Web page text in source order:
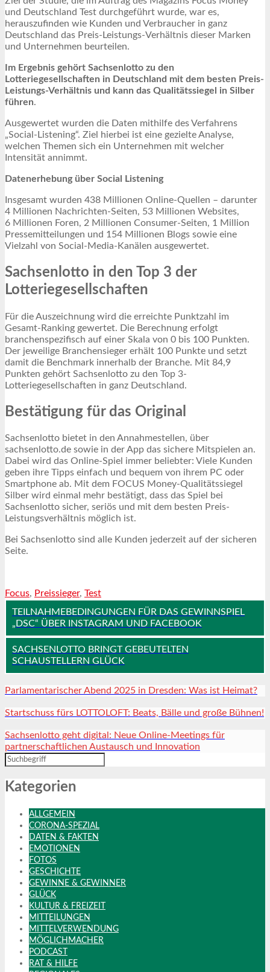
und Deutschland Test durchgeführt wurde, war es,
herauszufinden wie Kunden und Verbraucher in ganz
Deutschland das Preis-Leistungs-Verhältnis dieser Marken
und Unternehmen beurteilen.
Im Ergebnis gehört Sachsenlotto zu den
Lotteriegesellschaften in Deutschland mit dem besten Preis-
Leistungs-Verhältnis und kann das Qualitätssiegel in Silber
führen.
Ausgewertet wurden die Daten mithilfe des Verfahrens
„Social-Listening“. Ziel hierbei ist eine gezielte Analyse,
welchen Themen sich ein Unternehmen mit welcher
Intensität annimmt.
Datenerhebung über Social Listening
Insgesamt wurden 438 Millionen Online-Quellen – darunter
4 Millionen Nachrichten-Seiten, 53 Millionen Websites,
6 Millionen Foren, 2 Millionen Consumer-Seiten, 1 Million
Pressemitteilungen und 154 Millionen Blogs sowie eine
Vielzahl von Social-Media-Kanälen ausgewertet.
Sachsenlotto in den Top 3 der
Lotteriegesellschaften
Für die Auszeichnung wird die erreichte Punktzahl im
Gesamt-Ranking gewertet. Die Berechnung erfolgt
branchenspezifisch auf einer Skala von 0 bis 100 Punkten.
Der jeweilige Branchensieger erhält 100 Punkte und setzt
damit die Benchmark innerhalb der Branche. Mit 84,9
Punkten gehört Sachsenlotto zu den Top 3-
Lotteriegesellschaften in ganz Deutschland.
Bestätigung für das Original
Sachsenlotto bietet in den Annahmestellen, über
sachsenlotto.de sowie in der App das sichere Mitspielen an.
Dabei wird das Online-Spiel immer beliebter: Viele Kunden
geben ihre Tipps einfach und bequem von ihrem PC oder
Smartphone ab. Mit dem FOCUS Money-Qualitätssiegel
Silber wird einmal mehr bestätigt, dass das Spiel bei
Sachsenlotto sicher, seriös und mit dem besten Preis-
Leistungsverhältnis möglich ist.
Bei Sachsenlotto sind alle Kunden jederzeit auf der sicheren
Seite.
Focus, Preissieger, Test
TEILNAHMEBEDINGUNGEN FÜR DAS GEWINNSPIEL
„DSC“ ÜBER INSTAGRAM UND FACEBOOK
SACHSENLOTTO BRINGT GEBEUTELTEN
SCHAUSTELLERN GLÜCK
Parlamentarischer Abend 2025 in Dresden: Was ist Heimat?
Startschuss fürs LOTTOLOFT: Beats, Bälle und große Bühnen!
Sachsenlotto geht digital: Neue Online-Meetings für
partnerschaftlichen Austausch und Innovation
Kategorien
ALLGEMEIN
CORONA-SPEZIAL
DATEN & FAKTEN
EMOTIONEN
FOTOS
GESCHICHTE
GEWINNE & GEWINNER
GLÜCK
KULTUR & FREIZEIT
MITTEILUNGEN
MITTELVERWENDUNG
MÖGLICHMACHER
PODCAST
RAT & HILFE